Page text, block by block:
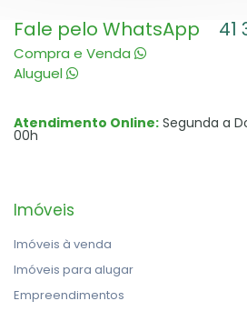
Fale pelo WhatsApp
Compra e Venda
Aluguel
41
Atendimento Online: Segunda a
00h
Imóveis
Imóveis à venda
Imóveis para alugar
Empreendimentos